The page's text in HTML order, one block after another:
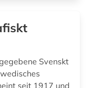
Svenskt
seit 1917 und